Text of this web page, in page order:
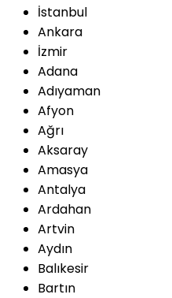
İstanbul
Ankara
İzmir
Adana
Adıyaman
Afyon
Ağrı
Aksaray
Amasya
Antalya
Ardahan
Artvin
Aydın
Balıkesir
Bartın